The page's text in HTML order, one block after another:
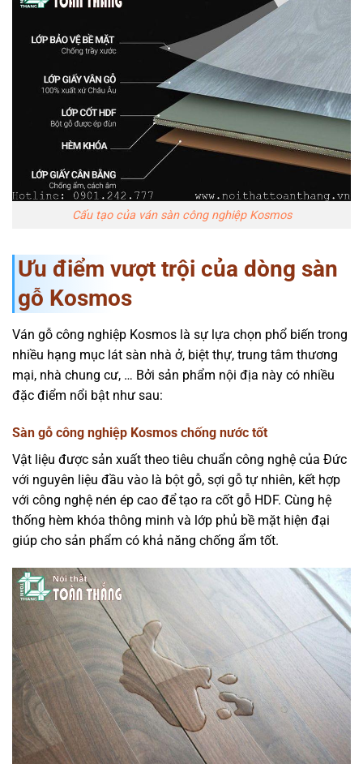
Cấu tạo của ván sàn công nghiệp Kosmos
Ưu điểm vượt trội của dòng sàn
gỗ Kosmos
Ván gỗ công nghiệp Kosmos là sự lựa chọn phổ biến trong
nhiều hạng mục lát sàn nhà ở, biệt thự, trung tâm thương
mại, nhà chung cư, … Bởi sản phẩm nội địa này có nhiều
đặc điểm nổi bật như sau:
Sàn gỗ công nghiệp Kosmos chống nước tốt
Vật liệu được sản xuất theo tiêu chuẩn công nghệ của Đức
với nguyên liệu đầu vào là bột gỗ, sợi gỗ tự nhiên, kết hợp
với công nghệ nén ép cao để tạo ra cốt gỗ HDF. Cùng hệ
thống hèm khóa thông minh và lớp phủ bề mặt hiện đại
giúp cho sản phẩm có khả năng chống ẩm tốt.